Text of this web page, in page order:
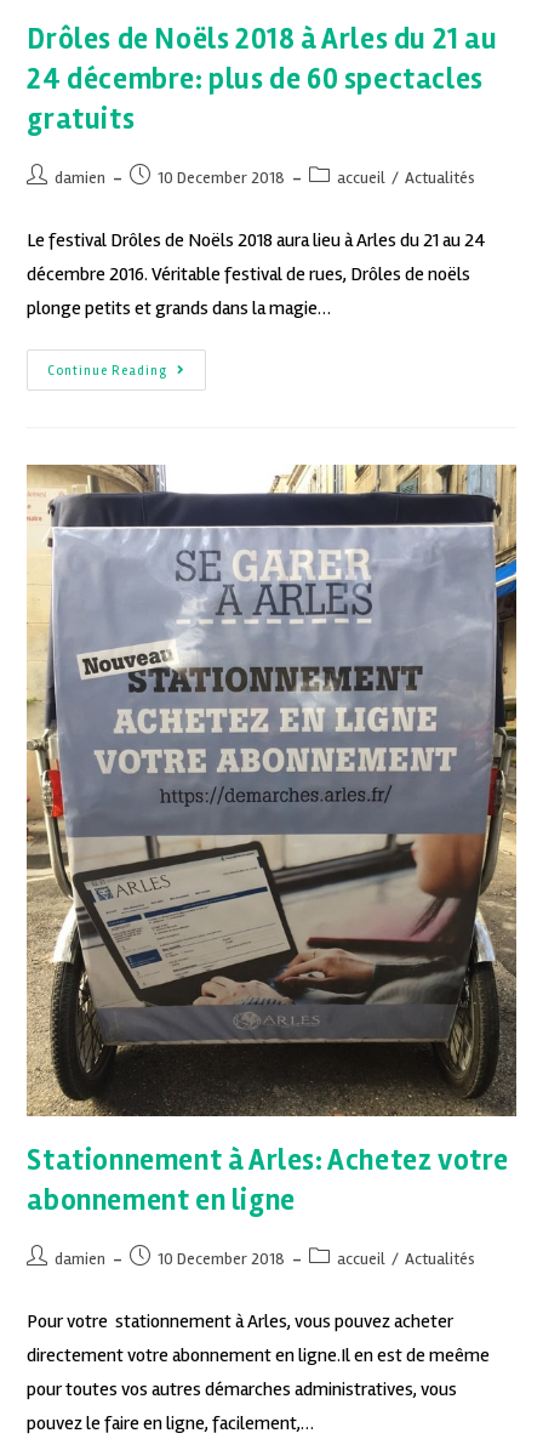
Drôles de Noëls 2018 à Arles du 21 au
24 décembre: plus de 60 spectacles
gratuits
damien 10 December 2018 accueil / Actualités
Le festival Drôles de Noëls 2018 aura lieu à Arles du 21 au 24
décembre 2016. Véritable festival de rues, Drôles de noëls
plonge petits et grands dans la magie…
Continue Reading
Stationnement à Arles: Achetez votre
abonnement en ligne
damien 10 December 2018 accueil / Actualités
Pour votre stationnement à Arles, vous pouvez acheter
directement votre abonnement en ligne.Il en est de meême
pour toutes vos autres démarches administratives, vous
pouvez le faire en ligne, facilement,…